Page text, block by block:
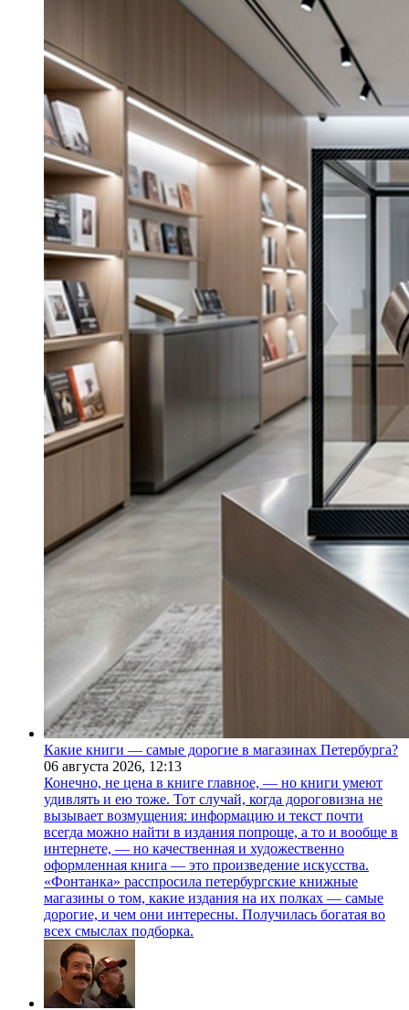
Какие книги — самые дорогие в магазинах Петербурга?
06 августа 2026, 12:13
Конечно, не цена в книге главное, — но книги умеют
удивлять и ею тоже. Тот случай, когда дороговизна не
вызывает возмущения: информацию и текст почти
всегда можно найти в издания попроще, а то и вообще в
интернете, — но качественная и художественно
оформленная книга — это произведение искусства.
«Фонтанка» расспросила петербургские книжные
магазины о том, какие издания на их полках — самые
дорогие, и чем они интересны. Получилась богатая во
всех смыслах подборка.